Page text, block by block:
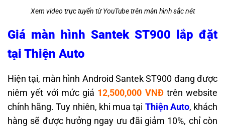
Xem video trực tuyến từ YouTube trên màn hình sắc nét
Giá màn hình Santek ST900 lắp đặt
tại Thiện Auto
Hiện tại, màn hình Android Santek ST900 đang được
niêm yết với mức giá 12,500,000 VNĐtrên website
chính hãng. Tuy nhiên, khi mua tại Thiện Auto, khách
hàng sẽ được hưởng ngay ưu đãi giảm 10%, chỉ còn